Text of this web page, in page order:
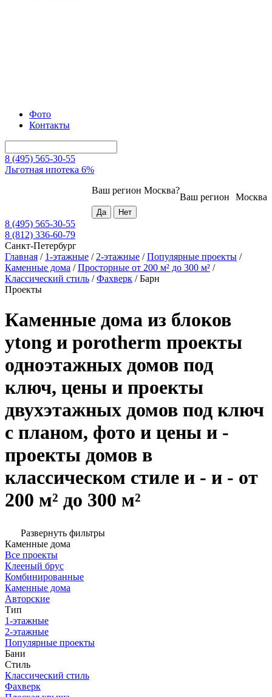
Фото
Контакты
8 (495) 565-30-55
Льготная ипотека 6%
Москва
Ваш регион
Ваш регион Москва?
8 (495) 565-30-55
8 (812) 336-60-79
Санкт-Петербург
Главная / 1-этажные / 2-этажные /Популярные проекты /
Каменные дома /Просторные от 200 м² до 300 м² /
Классический стиль /Фахверк /Барн
Проекты
Каменные дома из блоков
ytong и porotherm проекты
одноэтажных домов под
ключ, цены и проекты
двухэтажных домов под ключ
с планом, фото и цены и -
проекты домов в
классическом стиле и - и - от
200 м² до 300 м²
Развернуть фильтры
Каменные дома
Все проекты
Клееный брус
Комбинированные
Каменные дома
Авторские
Тип
1-этажные
2-этажные
Популярные проекты
Бани
Стиль
Классический стиль
Фахверк